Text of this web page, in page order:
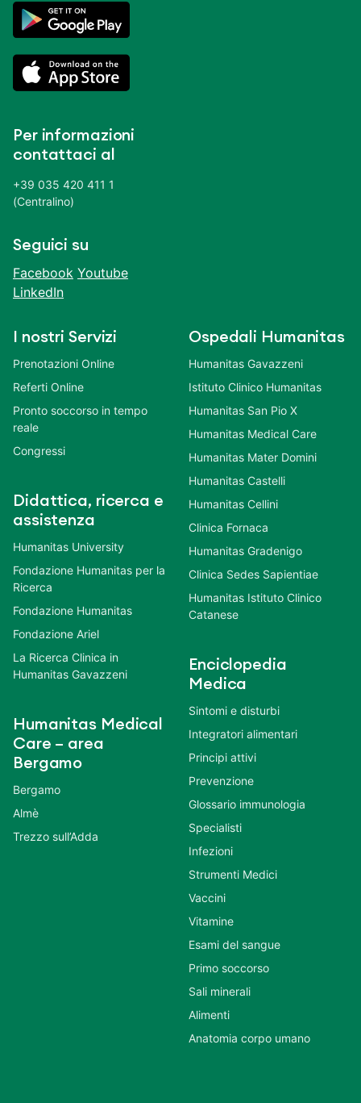
Per informazioni
contattaci al
+39 035 420 411 1
(Centralino)
Seguici su
Facebook Youtube
LinkedIn
I nostri Servizi
Prenotazioni Online
Referti Online
Pronto soccorso in tempo
reale
Congressi
Didattica, ricerca e
assistenza
Humanitas University
Fondazione Humanitas per la
Ricerca
Fondazione Humanitas
Fondazione Ariel
La Ricerca Clinica in
Humanitas Gavazzeni
Humanitas Medical
Care – area
Bergamo
Bergamo
Almè
Trezzo sull’Adda
Ospedali Humanitas
Humanitas Gavazzeni
Istituto Clinico Humanitas
Humanitas San Pio X
Humanitas Medical Care
Humanitas Mater Domini
Humanitas Castelli
Humanitas Cellini
Clinica Fornaca
Humanitas Gradenigo
Clinica Sedes Sapientiae
Humanitas Istituto Clinico
Catanese
Enciclopedia
Medica
Sintomi e disturbi
Integratori alimentari
Principi attivi
Prevenzione
Glossario immunologia
Specialisti
Infezioni
Strumenti Medici
Vaccini
Vitamine
Esami del sangue
Primo soccorso
Sali minerali
Alimenti
Anatomia corpo umano